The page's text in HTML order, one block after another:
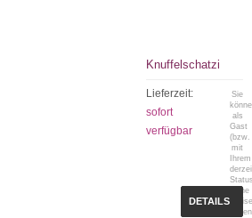
Knuffelschatzi
Lieferzeit:
sofort
verfügbar
Sie
als
Gast
(bzw.
mit
Ihrem
keine
DETAILS